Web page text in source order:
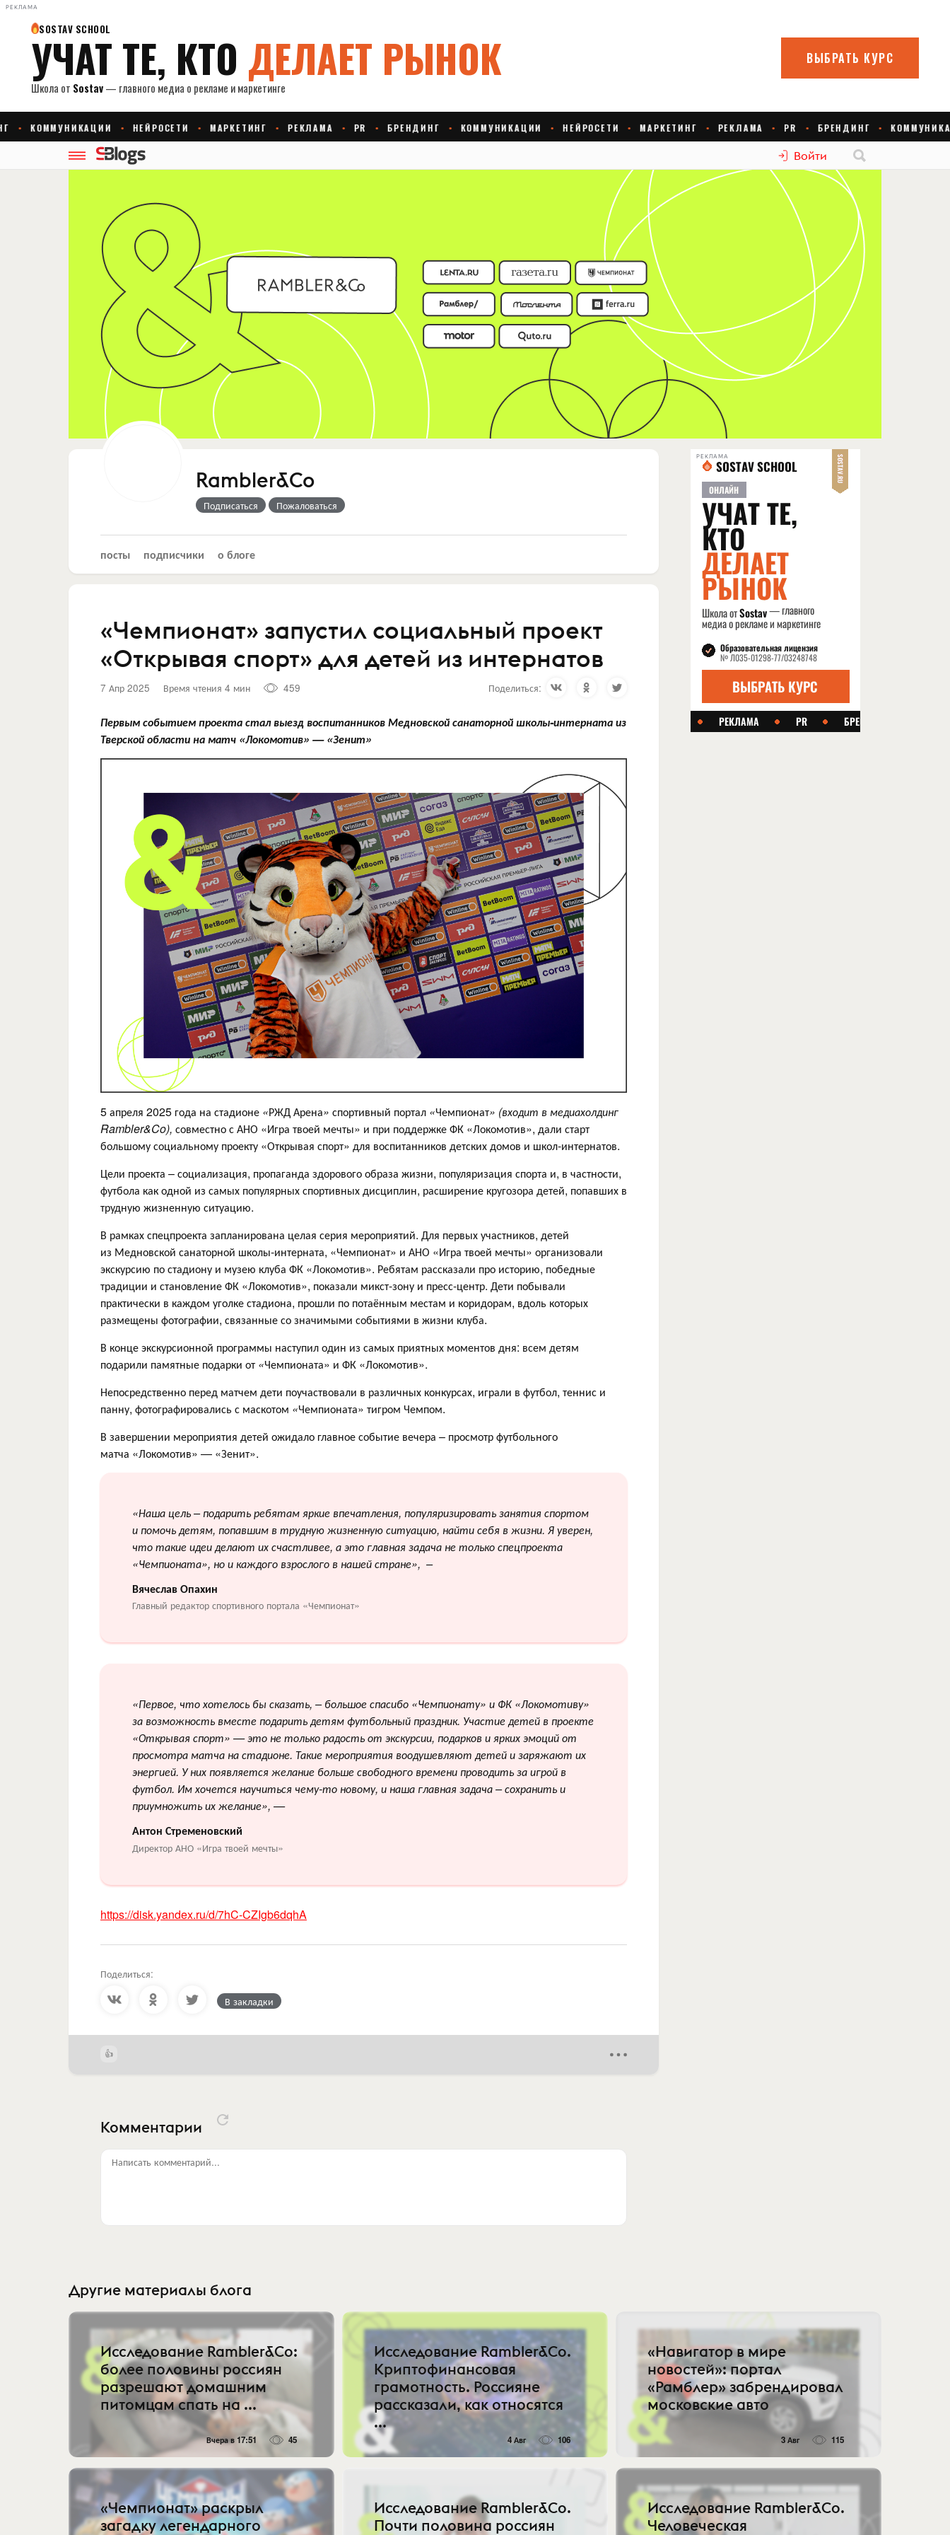
РЕКЛАМА
Войти
Rambler&Co
Подписаться Пожаловаться
посты подписчики о блоге
«Чемпионат» запустил социальный проект
«‎Открывая спорт»‎ для детей из интернатов
7 Апр 2025 Время чтения 4 мин 459 Поделиться:
Первым событием проекта стал выезд воспитанников Медновской санаторной школы-интерната из
Тверской области на матч «‎Локомотив» — «‎Зенит»
5 апреля 2025 года на стадионе «РЖД Арена» спортивный портал «Чемпионат» (входит в медиахолдинг
Rambler&Co), совместно с АНО «Игра твоей мечты» и при поддержке ФК «Локомотив», дали старт
большому социальному проекту «Открывая спорт» для воспитанников детских домов и школ-интернатов.
Цели проекта – социализация, пропаганда здорового образа жизни, популяризация спорта и, в частности,
футбола как одной из самых популярных спортивных дисциплин, расширение кругозора детей, попавших в
трудную жизненную ситуацию.
В рамках спецпроекта запланирована целая серия мероприятий. Для первых участников, детей
из Медновской санаторной школы-интерната, «Чемпионат» и АНО «Игра твоей мечты» организовали
экскурсию по стадиону и музею клуба ФК «Локомотив». Ребятам рассказали про историю, победные
традиции и становление ФК «Локомотив», показали микст-зону и пресс-центр. Дети побывали
практически в каждом уголке стадиона, прошли по потаённым местам и коридорам, вдоль которых
размещены фотографии, связанные со значимыми событиями в жизни клуба.
В конце экскурсионной программы наступил один из самых приятных моментов дня: всем детям
подарили памятные подарки от «Чемпионата» и ФК «Локомотив».
Непосредственно перед матчем дети поучаствовали в различных конкурсах, играли в футбол, теннис и
панну, фотографировались с маскотом «Чемпионата» тигром Чемпом.
В завершении мероприятия детей ожидало главное событие вечера – просмотр футбольного
матча «‎Локомотив» — «‎Зенит».
«Наша цель – подарить ребятам яркие впечатления, популяризировать занятия спортом
и помочь детям, попавшим в трудную жизненную ситуацию, найти себя в жизни. Я уверен,
что такие идеи делают их счастливее, а это главная задача не только спецпроекта
«Чемпионата», но и каждого взрослого в нашей стране», –
Вячеслав Опахин
Главный редактор спортивного портала «Чемпионат»
«Первое, что хотелось бы сказать, – большое спасибо «Чемпионату» и ФК «Локомотиву»
за возможность вместе подарить детям футбольный праздник. Участие детей в проекте
«Открывая спорт» — это не только радость от экскурсии, подарков и ярких эмоций от
просмотра матча на стадионе. Такие мероприятия воодушевляют детей и заряжают их
энергией. У них появляется желание больше свободного времени проводить за игрой в
футбол. Им хочется научиться чему-то новому, и наша главная задача – сохранить и
приумножить их желание», —
Антон Стременовский
Директор АНО «Игра твоей мечты»
https://disk.yandex.ru/d/7hC-CZIgb6dqhA
Поделиться:
В закладки
Комментарии
Написать комментарий...
РЕКЛАМА
Другие материалы блога
Исследование Rambler&Co:
более половины россиян
разрешают домашним
питомцам спать на ...
Вчера в 17:51 45
Исследование Rambler&Co.
Криптофинансовая
грамотность. Россияне
рассказали, как относятся
...
4 Авг 106
«Навигатор в мире
новостей»: портал
«Рамблер» забрендировал
московские авто
3 Авг 115
«Чемпионат» раскрыл
загадку легендарного
Исследование Rambler&Co.
Почти половина россиян
Исследование Rambler&Co.
Человеческая